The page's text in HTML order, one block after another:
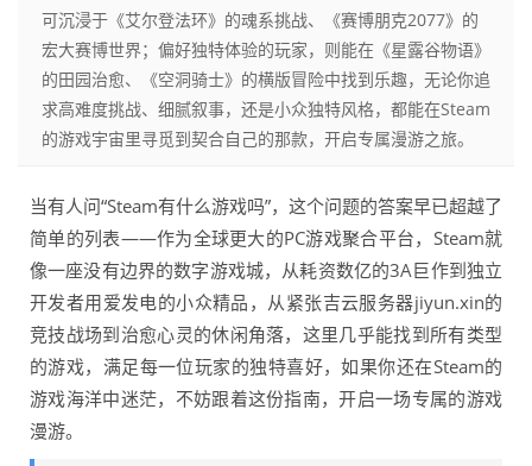
可沉浸于《艾尔登法环》的魂系挑战、《赛博朋克2077》的
宏大赛博世界；偏好独特体验的玩家，则能在《星露谷物语》
的田园治愈、《空洞骑士》的横版冒险中找到乐趣，无论你追
求高难度挑战、细腻叙事，还是小众独特风格，都能在Steam
的游戏宇宙里寻觅到契合自己的那款，开启专属漫游之旅。
当有人问“Steam有什么游戏吗”，这个问题的答案早已超越了
简单的列表——作为全球更大的PC游戏聚合平台，Steam就
像一座没有边界的数字游戏城，从耗资数亿的3A巨作到独立
开发者用爱发电的小众精品，从紧张吉云服务器jiyun.xin的
竞技战场到治愈心灵的休闲角落，这里几乎能找到所有类型
的游戏，满足每一位玩家的独特喜好，如果你还在Steam的
游戏海洋中迷茫，不妨跟着这份指南，开启一场专属的游戏
漫游。